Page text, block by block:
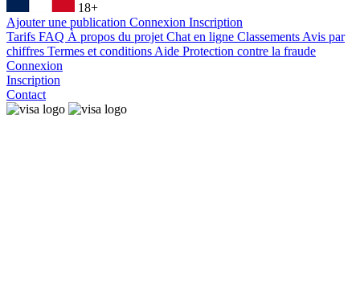
18+
Ajouter une publication Connexion Inscription
Tarifs FAQ À propos du projet Chat en ligne Classements Avis par
chiffres Termes et conditions Aide Protection contre la fraude
Connexion
Inscription
Contact